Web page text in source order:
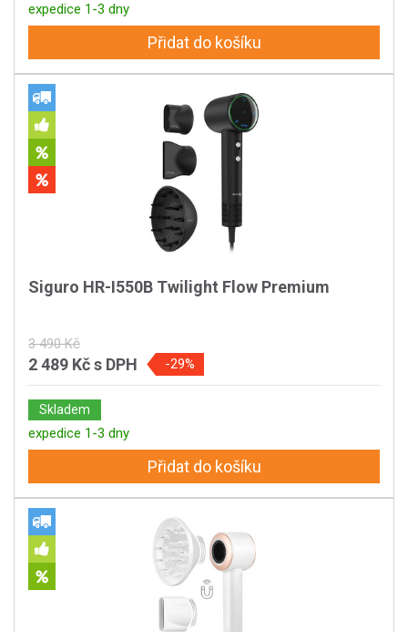
expedice 1-3 dny
Přidat do košíku
Siguro HR-I550B Twilight Flow Premium
3 490 Kč
2 489 Kčs DPH -29%
Skladem
expedice 1-3 dny
Přidat do košíku